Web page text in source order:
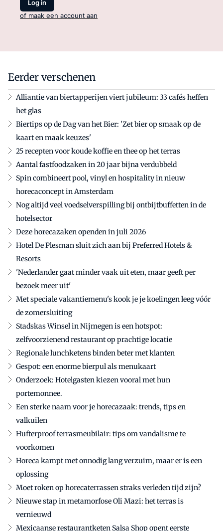
Log in
of maak een account aan
Eerder verschenen
Alliantie van biertapperijen viert jubileum: 33 cafés heffen
het glas
Biertips op de Dag van het Bier: 'Zet bier op smaak op de
kaart en maak keuzes'
25 recepten voor koude koffie en thee op het terras
Aantal fastfoodzaken in 20 jaar bijna verdubbeld
Spin combineert pool, vinyl en hospitality in nieuw
horecaconcept in Amsterdam
Nog altijd veel voedselverspilling bij ontbijtbuffetten in de
hotelsector
Deze horecazaken openden in juli 2026
Hotel De Plesman sluit zich aan bij Preferred Hotels &
Resorts
'Nederlander gaat minder vaak uit eten, maar geeft per
bezoek meer uit'
Met speciale vakantiemenu's kook je je koelingen leeg vóór
de zomersluiting
Stadskas Winsel in Nijmegen is een hotspot:
zelfvoorzienend restaurant op prachtige locatie
Regionale lunchketens binden beter met klanten
Gespot: een enorme bierpul als menukaart
Onderzoek: Hotelgasten kiezen vooral met hun
portemonnee.
Een sterke naam voor je horecazaak: trends, tips en
valkuilen
Hufterproof terrasmeubilair: tips om vandalisme te
voorkomen
Horeca kampt met onnodig lang verzuim, maar er is een
oplossing
Moet roken op horecaterrassen straks verleden tijd zijn?
Nieuwe stap in metamorfose Oli Mazi: het terras is
vernieuwd
Mexicaanse restaurantketen Salsa Shop opent eerste